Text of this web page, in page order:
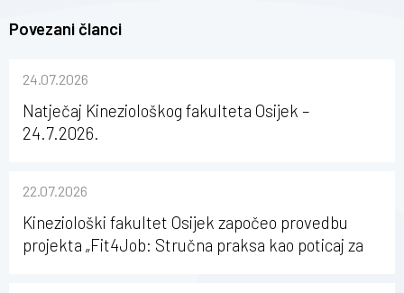
Povezani članci
24.07.2026
Natječaj Kineziološkog fakulteta Osijek –
24.7.2026.
22.07.2026
Kineziološki fakultet Osijek započeo provedbu
projekta „Fit4Job: Stručna praksa kao poticaj za